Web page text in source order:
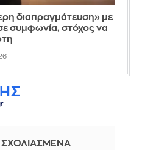
διαπραγμάτευση» με
συμφωνία, στόχος να
ΣΧΟΛΙΑΣΜΕΝΑ